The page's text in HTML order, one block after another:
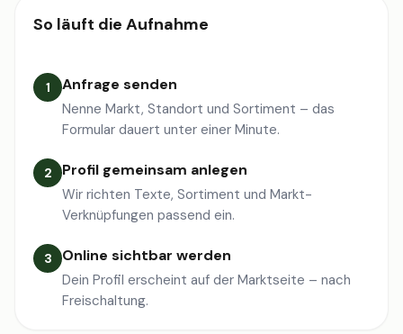
So läuft die Aufnahme
1 Anfrage senden
Nenne Markt, Standort und Sortiment – das
Formular dauert unter einer Minute.
2 Profil gemeinsam anlegen
Wir richten Texte, Sortiment und Markt-
Verknüpfungen passend ein.
3 Online sichtbar werden
Dein Profil erscheint auf der Marktseite – nach
Freischaltung.